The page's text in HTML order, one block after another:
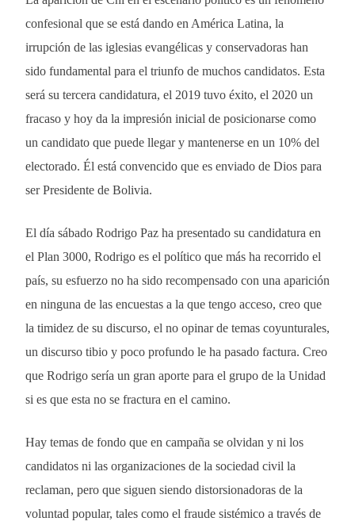
confesional que se está dando en América Latina, la
irrupción de las iglesias evangélicas y conservadoras han
sido fundamental para el triunfo de muchos candidatos. Esta
será su tercera candidatura, el 2019 tuvo éxito, el 2020 un
fracaso y hoy da la impresión inicial de posicionarse como
un candidato que puede llegar y mantenerse en un 10% del
electorado. Él está convencido que es enviado de Dios para
ser Presidente de Bolivia.
El día sábado Rodrigo Paz ha presentado su candidatura en
el Plan 3000, Rodrigo es el político que más ha recorrido el
país, su esfuerzo no ha sido recompensado con una aparición
en ninguna de las encuestas a la que tengo acceso, creo que
la timidez de su discurso, el no opinar de temas coyunturales,
un discurso tibio y poco profundo le ha pasado factura. Creo
que Rodrigo sería un gran aporte para el grupo de la Unidad
si es que esta no se fractura en el camino.
Hay temas de fondo que en campaña se olvidan y ni los
candidatos ni las organizaciones de la sociedad civil la
reclaman, pero que siguen siendo distorsionadoras de la
voluntad popular, tales como el fraude sistémico a través de